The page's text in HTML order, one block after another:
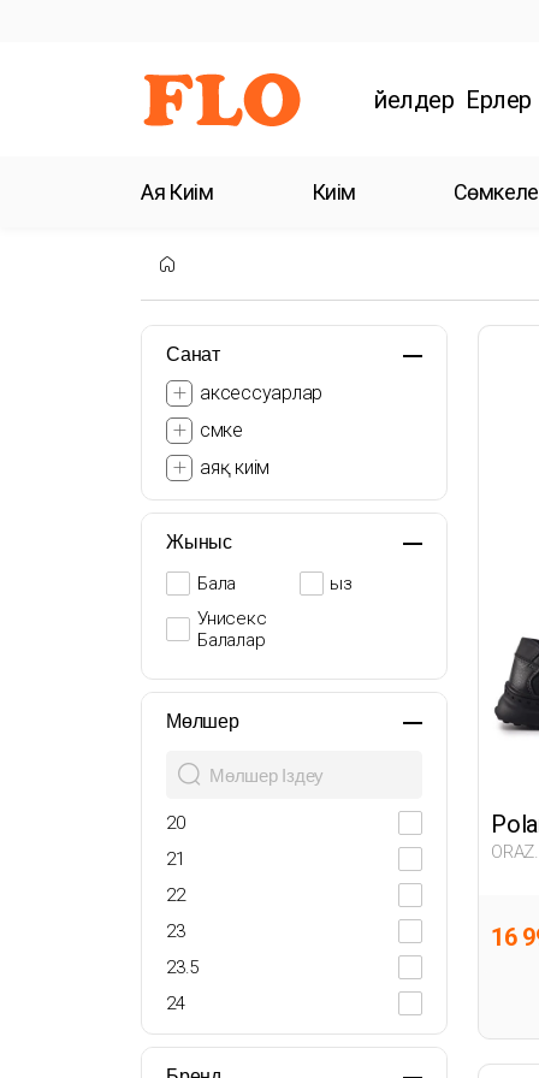
Әйелдер Ерлер
Аяқ Киім Киім
Санат
аксессуарлар
сөмке
аяқ киім
Жыныс
Бала
Қыз
Унисекс
Балалар
Мөлшер
20
21
22
23
23.5
24
25
16